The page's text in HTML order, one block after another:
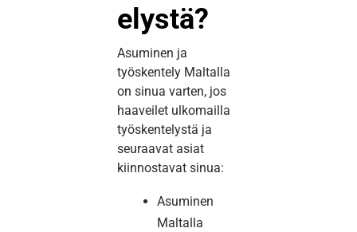
elystä?
Asuminen ja
työskentely Maltalla
on sinua varten, jos
haaveilet ulkomailla
työskentelystä ja
seuraavat asiat
kiinnostavat sinua:
Asuminen
Maltalla